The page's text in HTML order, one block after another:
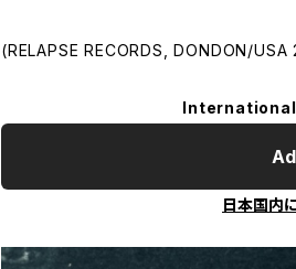
(RELAPSE RECORDS, DONDON/USA
日本国内